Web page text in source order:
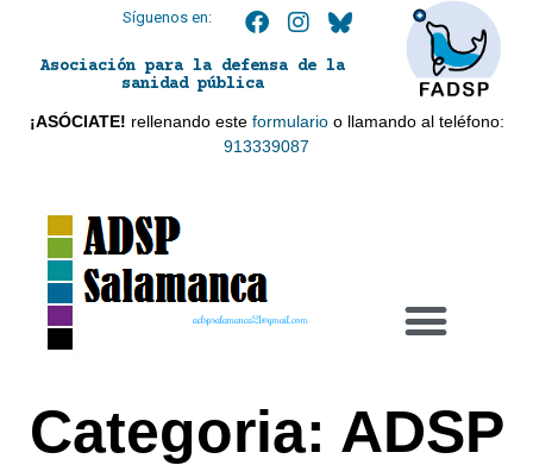
Síguenos en:
Asociación para la defensa de la
sanidad pública
¡ASÓCIATE! rellenando este formularioo llamando al teléfono:
913339087
adspsalamanca21@gmail.com
Categoria: ADSP